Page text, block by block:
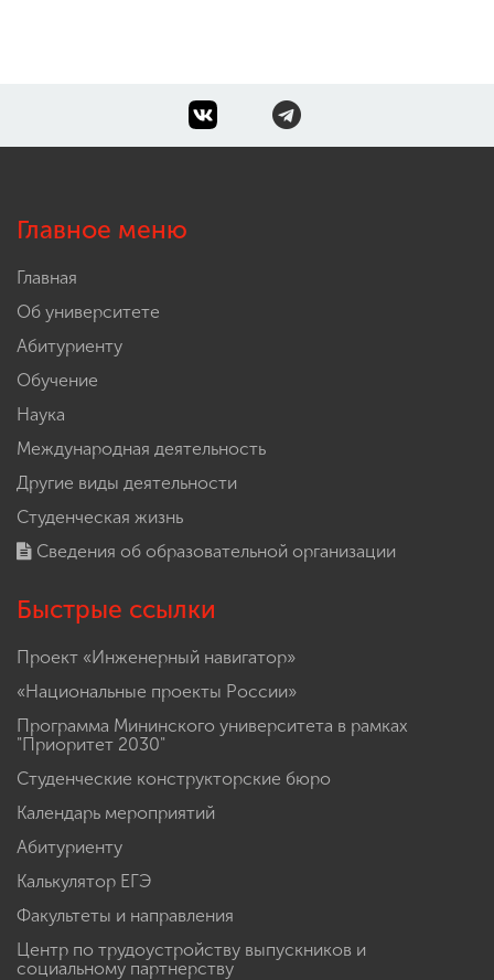
Главное меню
Главная
Об университете
Абитуриенту
Обучение
Наука
Международная деятельность
Другие виды деятельности
Студенческая жизнь
Сведения об образовательной организации
Быстрые ссылки
Проект «Инженерный навигатор»
«Национальные проекты России»
Программа Мининского университета в рамках
"Приоритет 2030"
Студенческие конструкторские бюро
Календарь мероприятий
Абитуриенту
Калькулятор ЕГЭ
Факультеты и направления
Центр по трудоустройству выпускников и
социальному партнерству